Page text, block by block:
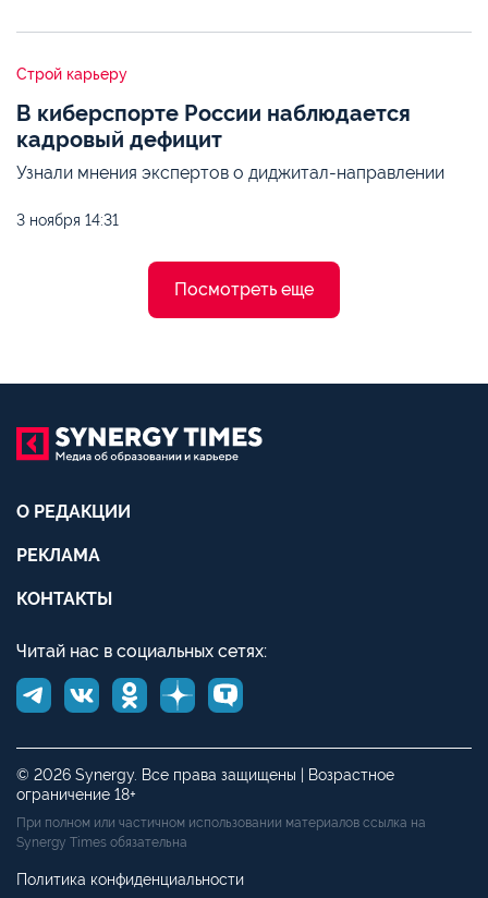
Строй карьеру
В киберспорте России наблюдается
кадровый дефицит
Узнали мнения экспертов о диджитал-направлении
3 ноября 14:31
Посмотреть еще
О РЕДАКЦИИ
РЕКЛАМА
КОНТАКТЫ
Читай нас в социальных сетях:
© 2026 Synergy. Все права защищены | Возрастное
ограничение 18+
При полном или частичном использовании материалов ссылка на
Synergy Times обязательна
Политика конфиденциальности